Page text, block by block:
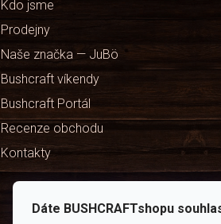
Dáte BUSHCRAFTshopu
Kdo jsme
Prodejny
Naše značka — JuBö
Bushcraft víkendy
Bushcraft Portál
Recenze obchodu
Kontakty